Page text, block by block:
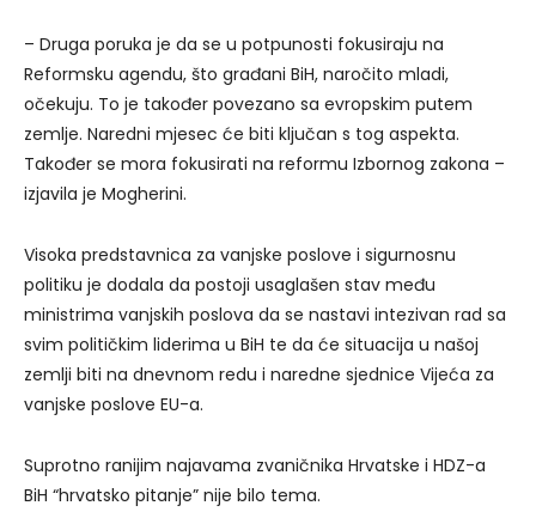
– Druga poruka je da se u potpunosti fokusiraju na
Reformsku agendu, što građani BiH, naročito mladi,
očekuju. To je također povezano sa evropskim putem
zemlje. Naredni mjesec će biti ključan s tog aspekta.
Također se mora fokusirati na reformu Izbornog zakona –
izjavila je Mogherini.
Visoka predstavnica za vanjske poslove i sigurnosnu
politiku je dodala da postoji usaglašen stav među
ministrima vanjskih poslova da se nastavi intezivan rad sa
svim političkim liderima u BiH te da će situacija u našoj
zemlji biti na dnevnom redu i naredne sjednice Vijeća za
vanjske poslove EU-a.
Suprotno ranijim najavama zvaničnika Hrvatske i HDZ-a
BiH “hrvatsko pitanje” nije bilo tema.